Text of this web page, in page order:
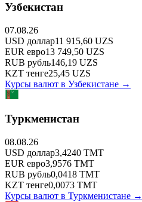
Узбекистан
07.08.26
USD доллар11 915,60 UZS
EUR евро13 749,50 UZS
RUB рубль146,19 UZS
KZT тенге25,45 UZS
Курсы валют в Узбекистане →
Туркменистан
08.08.26
USD доллар3,4240 TMT
EUR евро3,9576 TMT
RUB рубль0,0418 TMT
KZT тенге0,0073 TMT
Курсы валют в Туркменистане →